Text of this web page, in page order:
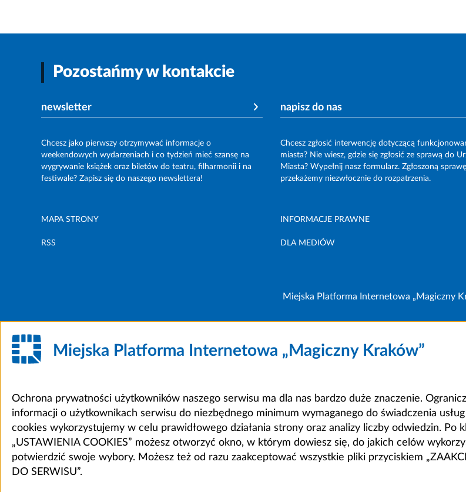
Pozostańmy w kontakcie
newsletter
Chcesz jako pierwszy otrzymywać informacje o
weekendowych wydarzeniach i co tydzień mieć szansę na
wygrywanie książek oraz biletów do teatru, filharmonii i na
festiwale? Zapisz się do naszego newslettera!
napisz do nas
Chcesz zgłosić interwencję dotyczącą
miasta? Nie wiesz, gdzie się zgłosić ze sprawą do
Miasta? Wypełnij nasz formularz. Zgłoszoną sprawę
przekażemy niezwłocznie do rozpatrzenia.
MAPA STRONY INFORMACJE PRAWNE
RSS DLA MEDIÓW
Miejska Platforma Internetowa „Magiczny
Miejska Platforma Internetowa „Magiczny Kraków”
Ochrona prywatności użytkowników naszego serwisu ma dla nas bardzo duże znaczenie.
informacji o użytkownikach serwisu do niezbędnego minimum wymaganego do świadczenia
cookies wykorzystujemy w celu prawidłowego działania strony oraz analizy liczby odwiedzin. Po
„USTAWIENIA COOKIES” możesz otworzyć okno, w którym dowiesz się, do jakich celów
potwierdzić swoje wybory. Możesz też od razu zaakceptować wszystkie pliki przyciskiem
DO SERWISU”.